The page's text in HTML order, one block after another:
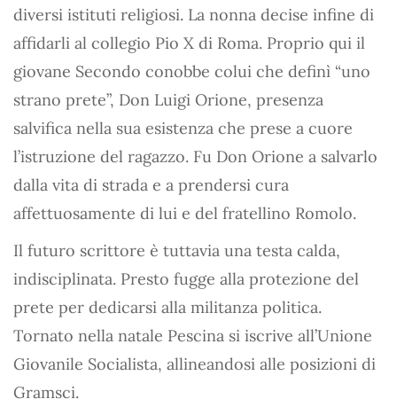
diversi istituti religiosi. La nonna decise infine di
affidarli al collegio Pio X di Roma. Proprio qui il
giovane Secondo conobbe colui che definì “uno
strano prete”, Don Luigi Orione, presenza
salvifica nella sua esistenza che prese a cuore
l’istruzione del ragazzo. Fu Don Orione a salvarlo
dalla vita di strada e a prendersi cura
affettuosamente di lui e del fratellino Romolo.
Il futuro scrittore è tuttavia una testa calda,
indisciplinata. Presto fugge alla protezione del
prete per dedicarsi alla militanza politica.
Tornato nella natale Pescina si iscrive all’Unione
Giovanile Socialista, allineandosi alle posizioni di
Gramsci.